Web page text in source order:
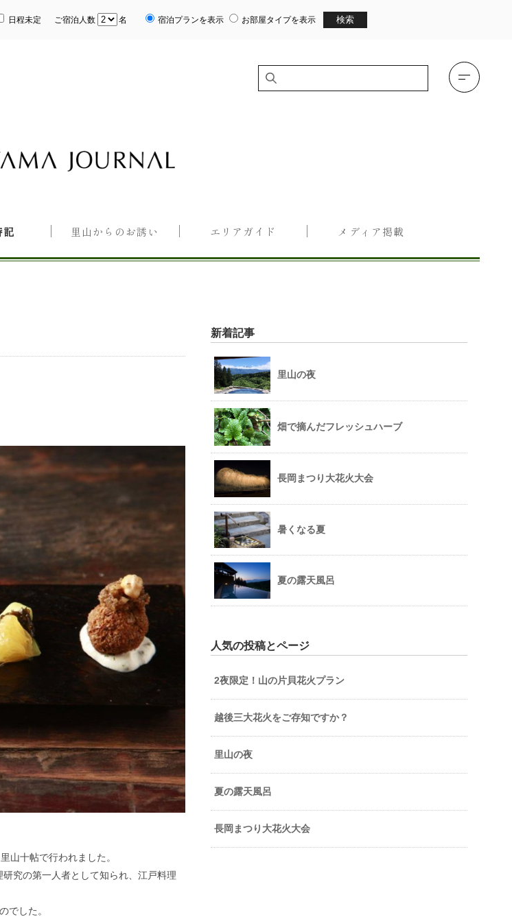
日程未定 ご宿泊人数 名 宿泊プランを表示 お部屋タイプを表示
記 里山からのお誘い エリアガイド メディア掲載
山十帖で行われました。
究の第一人者として知られ、江戸料理
でした。
新着記事
里山の夜
畑で摘んだフレッシュハーブ
長岡まつり大花火大会
暑くなる夏
夏の露天風呂
人気の投稿とページ
2夜限定！山の片貝花火プラン
越後三大花火をご存知ですか？
里山の夜
夏の露天風呂
長岡まつり大花火大会